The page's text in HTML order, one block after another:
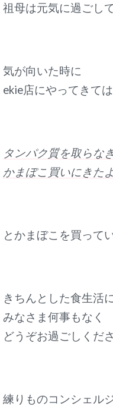
祖母は元気に過ごし
気が向いた時に
ekie店にやってきては
タンパク質を取らな
かまぼこ買いにきた
とかまぼこを買って
きちんとした食生活
みなさま何事もなく
どうぞお過ごしくだ
練りものコンシェル